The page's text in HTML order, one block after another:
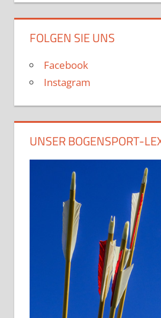
FOLGEN SIE UNS
Facebook
Instagram
UNSER BOGENSPORT-